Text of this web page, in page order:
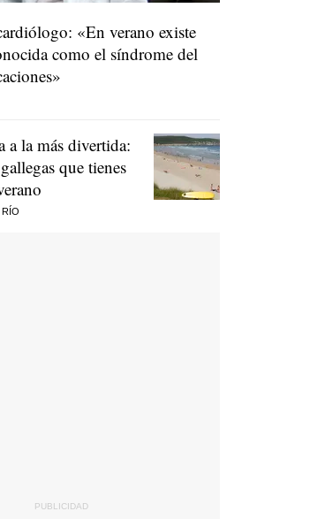
«En verano existe
como el síndrome del
a la más divertida:
que tienes